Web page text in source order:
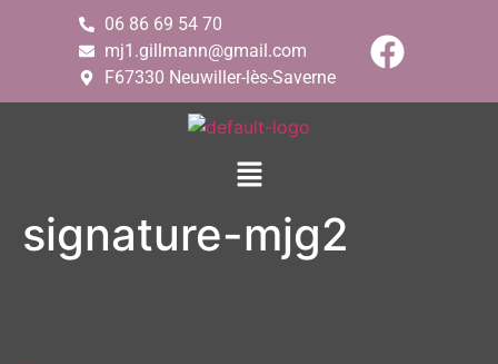
06 86 69 54 70
mj1.gillmann@gmail.com
F67330 Neuwiller-lès-Saverne
signature-mjg2